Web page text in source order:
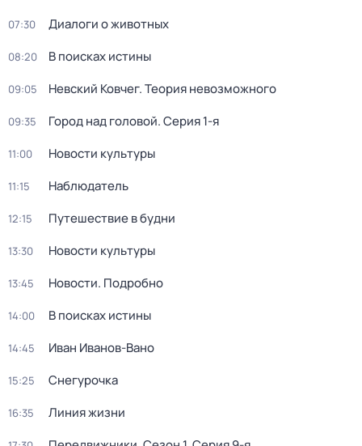
07:30 Диалоги о животных
08:20 В поисках истины
09:05 Невский Ковчег. Теория невозможного
09:35 Город над головой. Серия 1-я
11:00 Новости культуры
11:15 Наблюдатель
12:15 Путешествие в будни
13:30 Новости культуры
13:45 Новости. Подробно
14:00 В поисках истины
14:45 Иван Иванов-Вано
15:25 Снегурочка
16:35 Линия жизни